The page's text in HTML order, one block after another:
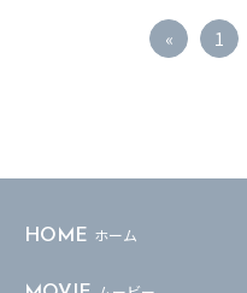
ー
« 1
HOME ホーム